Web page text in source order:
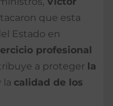
que esta
Estado en
profesional
a proteger la
la calidad de los